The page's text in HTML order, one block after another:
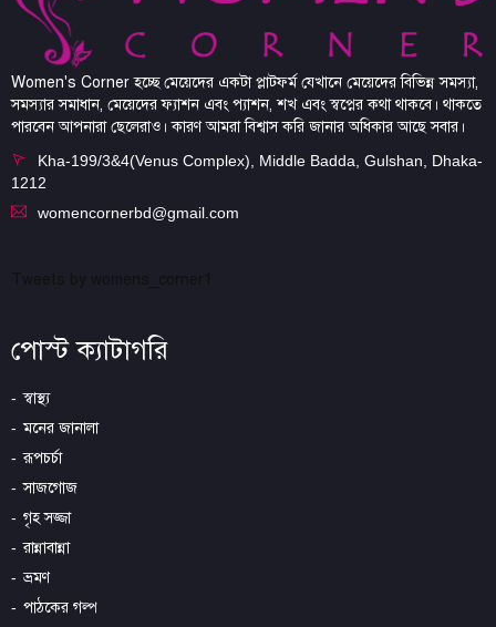
Women's Corner হচ্ছে মেয়েদের একটা প্লাটফর্ম যেখানে মেয়েদের বিভিন্ন সমস্যা,
সমস্যার সমাধান, মেয়েদের ফ্যাশন এবং প্যাশন, শখ এবং স্বপ্নের কথা থাকবে। থাকতে
পারবেন আপনারা ছেলেরাও। কারণ আমরা বিশ্বাস করি জানার অধিকার আছে সবার।
Kha-199/3&4(Venus Complex), Middle Badda, Gulshan, Dhaka-
1212
womencornerbd@gmail.com
পোস্ট ক্যাটাগরি
স্বাস্থ্য
মনের জানালা
রূপচর্চা
সাজগোজ
গৃহ সজ্জা
রান্নাবান্না
ভ্রমণ
পাঠকের গল্প